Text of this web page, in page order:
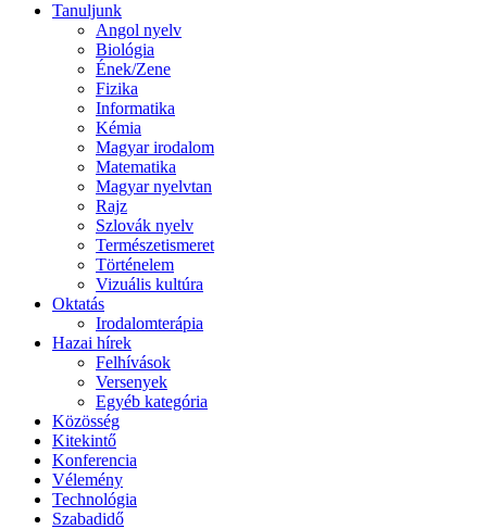
Tanuljunk
Angol nyelv
Biológia
Ének/Zene
Fizika
Informatika
Kémia
Magyar irodalom
Matematika
Magyar nyelvtan
Rajz
Szlovák nyelv
Természetismeret
Történelem
Vizuális kultúra
Oktatás
Irodalomterápia
Hazai hírek
Felhívások
Versenyek
Egyéb kategória
Közösség
Kitekintő
Konferencia
Vélemény
Technológia
Szabadidő